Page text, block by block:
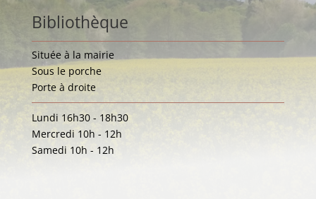
Bibliothèque
Située à la mairie
Sous le porche
Porte à droite
Lundi 16h30 - 18h30
Mercredi 10h - 12h
Samedi 10h - 12h